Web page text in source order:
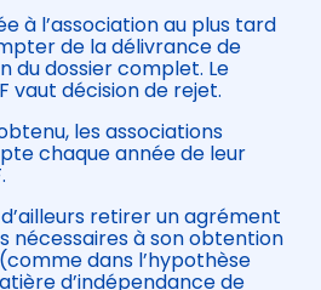
à l’association au plus tard
de la délivrance de
du dossier complet. Le
vaut décision de rejet.
les associations
chaque année de leur
retirer un agrément
nécessaires à son obtention
dans l’hypothèse
d’indépendance de